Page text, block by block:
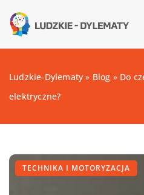
Ludzkie-Dylematy » Blog » Do
elektryczne?
TECHNIKA I MOTORYZACJA